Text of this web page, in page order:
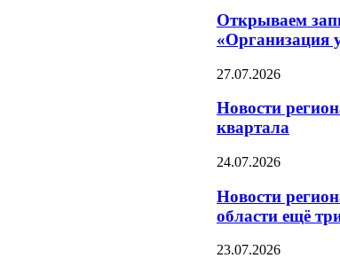
Открываем
«Организация
27.07.2026
Новости
квартала
24.07.2026
Новости
области ещё
23.07.2026